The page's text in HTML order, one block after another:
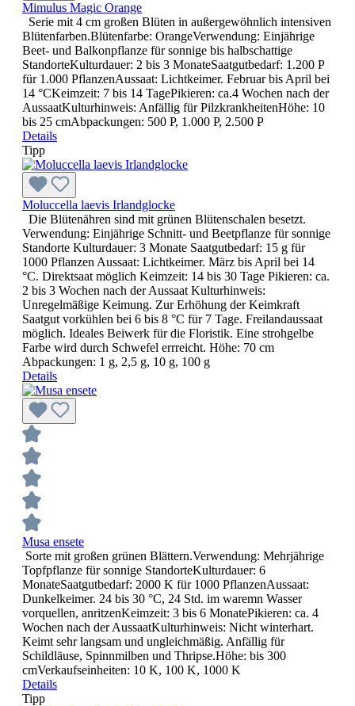
Mimulus Magic Orange
Serie mit 4 cm großen Blüten in außergewöhnlich intensiven
Blütenfarben.Blütenfarbe: OrangeVerwendung: Einjährige
Beet- und Balkonpflanze für sonnige bis halbschattige
StandorteKulturdauer: 2 bis 3 MonateSaatgutbedarf: 1.200 P
für 1.000 PflanzenAussaat: Lichtkeimer. Februar bis April bei
14 °CKeimzeit: 7 bis 14 TagePikieren: ca.4 Wochen nach der
AussaatKulturhinweis: Anfällig für PilzkrankheitenHöhe: 10
bis 25 cmAbpackungen: 500 P, 1.000 P, 2.500 P
Details
Tipp
Moluccella laevis Irlandglocke
Die Blütenähren sind mit grünen Blütenschalen besetzt.
Verwendung: Einjährige Schnitt- und Beetpflanze für sonnige
Standorte Kulturdauer: 3 Monate Saatgutbedarf: 15 g für
1000 Pflanzen Aussaat: Lichtkeimer. März bis April bei 14
°C. Direktsaat möglich Keimzeit: 14 bis 30 Tage Pikieren: ca.
2 bis 3 Wochen nach der Aussaat Kulturhinweis:
Unregelmäßige Keimung. Zur Erhöhung der Keimkraft
Saatgut vorkühlen bei 6 bis 8 °C für 7 Tage. Freilandaussaat
möglich. Ideales Beiwerk für die Floristik. Eine strohgelbe
Farbe wird durch Schwefel errreicht. Höhe: 70 cm
Abpackungen: 1 g, 2,5 g, 10 g, 100 g
Details
Musa ensete
Sorte mit großen grünen Blättern.Verwendung: Mehrjährige
Topfpflanze für sonnige StandorteKulturdauer: 6
MonateSaatgutbedarf: 2000 K für 1000 PflanzenAussaat:
Dunkelkeimer. 24 bis 30 °C, 24 Std. im waremn Wasser
vorquellen, anritzenKeimzeit: 3 bis 6 MonatePikieren: ca. 4
Wochen nach der AussaatKulturhinweis: Nicht winterhart.
Keimt sehr langsam und ungleichmäßig. Anfällig für
Schildläuse, Spinnmilben und Thripse.Höhe: bis 300
cmVerkaufseinheiten: 10 K, 100 K, 1000 K
Details
Tipp